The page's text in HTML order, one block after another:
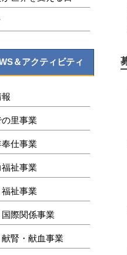
＆アクティビティ
里事業
仕事業
祉事業
祉事業
国際関係事業
腎・献血事業